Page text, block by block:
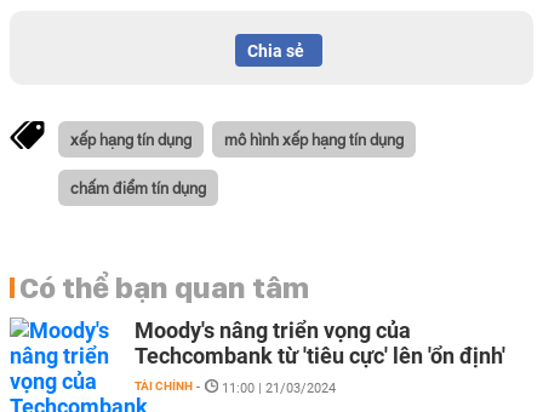
Chia sẻ
xếp hạng tín dụng mô hình xếp hạng tín dụng
chấm điểm tín dụng
Có thể bạn quan tâm
Moody's nâng triển vọng của
Techcombank từ 'tiêu cực' lên 'ổn định'
TÀI CHÍNH - 11:00 | 21/03/2024